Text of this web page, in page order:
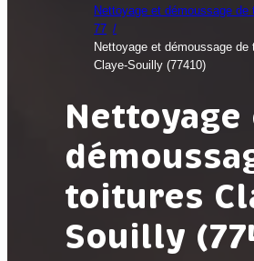
Nettoyage et démoussage de
77
Nettoyage et démoussage de
Claye-Souilly (77410)
Nettoyage
toitures
Souilly